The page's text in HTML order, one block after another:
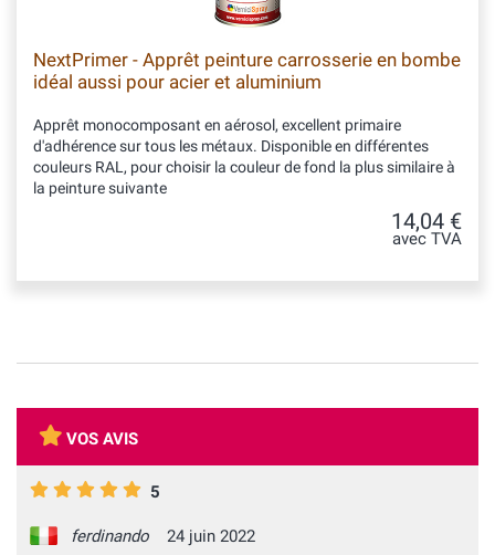
NextPrimer - Apprêt peinture carrosserie en bombe
idéal aussi pour acier et aluminium
Apprêt monocomposant en aérosol, excellent primaire
d'adhérence sur tous les métaux. Disponible en différentes
couleurs RAL, pour choisir la couleur de fond la plus similaire à
la peinture suivante
14,04 €
avec TVA
VOS AVIS
5
ferdinando
24 juin 2022